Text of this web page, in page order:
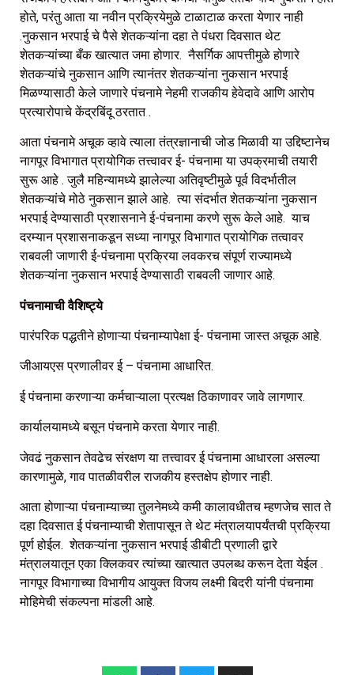
होते, परंतु आता या नवीन प्रक्रियेमुळे टाळाटाळ करता येणार नाही
.नुकसान भरपाई चे पैसे शेतकऱ्यांना दहा ते पंधरा दिवसात थेट
शेतकऱ्यांच्या बँक खात्यात जमा होणार. नैसर्गिक आपत्तीमुळे होणारे
शेतकऱ्यांचे नुकसान आणि त्यानंतर शेतकऱ्यांना नुकसान भरपाई
मिळण्यासाठी केले जाणारे पंचनामे नेहमी राजकीय हेवेदावे आणि आरोप
प्रत्यारोपाचे केंद्रबिंदू ठरतात .
आता पंचनामे अचूक व्हावे त्याला तंत्रज्ञानाची जोड मिळावी या उद्दिष्टानेच
नागपूर विभागात प्रायोगिक तत्त्वावर ई- पंचनामा या उपक्रमाची तयारी
सुरू आहे . जुलै महिन्यामध्ये झालेल्या अतिवृष्टीमुळे पूर्व विदर्भातील
शेतकऱ्यांचे मोठे नुकसान झाले आहे. त्या संदर्भात शेतकऱ्यांना नुकसान
भरपाई देण्यासाठी प्रशासनाने ई-पंचनामा करणे सुरू केले आहे. याच
दरम्यान प्रशासनाकडून सध्या नागपूर विभागात प्रायोगिक तत्वावर
राबवली जाणारी ई-पंचनामा प्रक्रिया लवकरच संपूर्ण राज्यामध्ये
शेतकऱ्यांना नुकसान भरपाई देण्यासाठी राबवली जाणार आहे.
पंचनामाची वैशिष्ट्ये
पारंपरिक पद्धतीने होणाऱ्या पंचनाम्यापेक्षा ई- पंचनामा जास्त अचूक आहे.
जीआयएस प्रणालीवर ई – पंचनामा आधारित.
ई पंचनामा करणाऱ्या कर्मचाऱ्याला प्रत्यक्ष ठिकाणावर जावे लागणार.
कार्यालयामध्ये बसून पंचनामे करता येणार नाही.
जेवढं नुकसान तेवढेच संरक्षण या तत्त्वावर ई पंचनामा आधारला असल्या
कारणामुळे, गाव पातळीवरील राजकीय हस्तक्षेप होणार नाही.
आता होणाऱ्या पंचनाम्याच्या तुलनेमध्ये कमी कालावधीतच म्हणजेच सात ते
दहा दिवसात ई पंचनाम्याची शेतापासून ते थेट मंत्रालयापर्यंतची प्रक्रिया
पूर्ण होईल. शेतकऱ्यांना नुकसान भरपाई डीबीटी प्रणाली द्वारे
मंत्रालयातून एका क्लिकवर त्यांच्या खात्यात उपलब्ध करून देता येईल .
नागपूर विभागाच्या विभागीय आयुक्त विजय लक्ष्मी बिदरी यांनी पंचनामा
मोहिमेची संकल्पना मांडली आहे.